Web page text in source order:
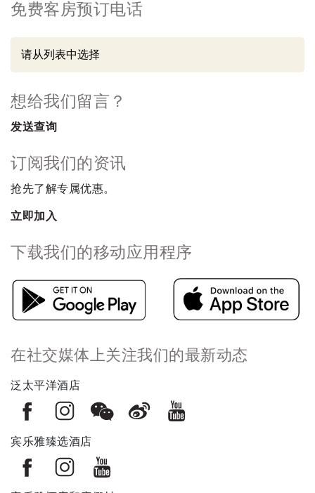
免费客房预订电话
想给我们留言？
发送查询
订阅我们的资讯
抢先了解专属优惠。
立即加入
下载我们的移动应用程序
在社交媒体上关注我们的最新动态
泛太平洋酒店
宾乐雅臻选酒店